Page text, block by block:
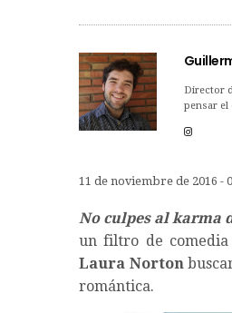
Director
pensar el
11 de noviembre de 2016 -
No culpes al karma
un filtro de
Laura Norton
romántica.